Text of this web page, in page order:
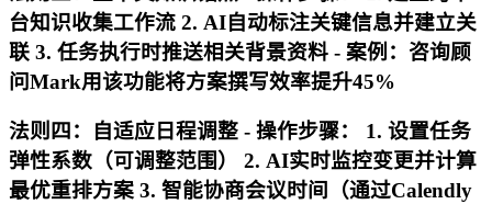
台知识收集工作流 2. AI自动标注关键信息并建立关
联 3. 任务执行时推送相关背景资料 - 案例：咨询顾
问Mark用该功能将方案撰写效率提升45%
法则四：自适应日程调整 - 操作步骤： 1. 设置任务
弹性系数（可调整范围） 2. AI实时监控变更并计算
最优重排方案 3. 智能协商会议时间（通过Calendly